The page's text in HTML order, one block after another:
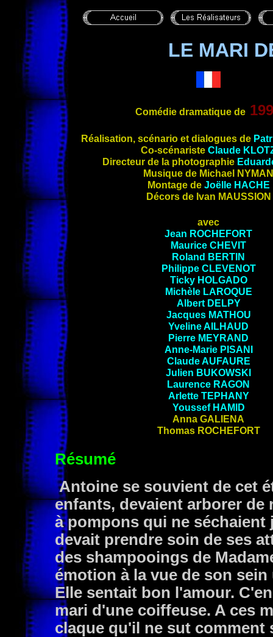
LE MARI
Comédie dramatique de
Réalisation, scénario et dialogues de
Co-scénariste Claude
Directeur de la photographie
Musique de Michael NYMAN
Montage de Joëlle HACHE
Décors de Ivan MAUSSION
avec
Jean ROCHEFORT
Maurice CHEVIT
Roland BERTIN
Philippe CLEVENOT
Ticky HOLGADO
Michèle LAROQUE
Albert DELPY
Jacques MATHOU
Yveline AILHAUD
Pierre MEYRAND
Anne-Marie PISANI
ClaudeAUFAURE
Julien BUKOWSKI
Laurence RAGON
ArletteTEPHANY
Youssef HAMID
Anna GALIENA
Thomas ROCHEFORT
Résumé
Antoine se souvient de cet
enfants, devaient arborer
à pompons qui ne
devait prendre soin de ses
des shampooings de
émotion à la vue de son
Elle sentait bon l'amour.
mari d'une coiffeuse. A ces
claque qu'il ne sut comment